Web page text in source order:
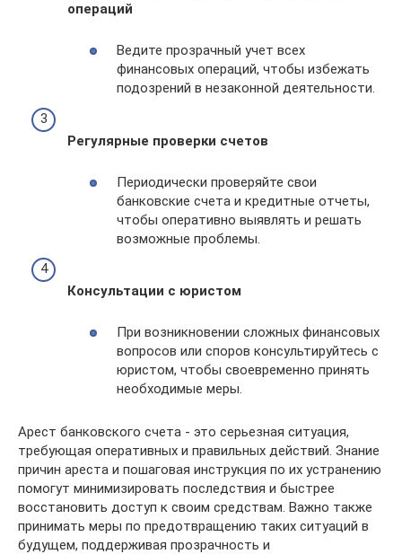
операций
Ведите прозрачный учет всех
финансовых операций, чтобы избежать
подозрений в незаконной деятельности.
Регулярные проверки счетов
Периодически проверяйте свои
банковские счета и кредитные отчеты,
чтобы оперативно выявлять и решать
возможные проблемы.
Консультации с юристом
При возникновении сложных финансовых
вопросов или споров консультируйтесь с
юристом, чтобы своевременно принять
необходимые меры.
Арест банковского счета - это серьезная ситуация,
требующая оперативных и правильных действий. Знание
причин ареста и пошаговая инструкция по их устранению
помогут минимизировать последствия и быстрее
восстановить доступ к своим средствам. Важно также
принимать меры по предотвращению таких ситуаций в
будущем, поддерживая прозрачность и